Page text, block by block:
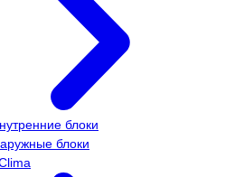
блоки
блоки